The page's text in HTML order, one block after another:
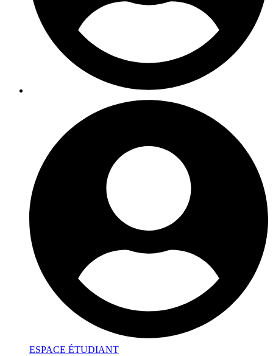
ESPACE ÉTUDIANT